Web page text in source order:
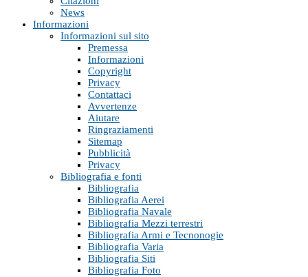
News
Informazioni
Informazioni sul sito
Premessa
Informazioni
Copyright
Privacy
Contattaci
Avvertenze
Aiutare
Ringraziamenti
Sitemap
Pubblicità
Privacy
Bibliografia e fonti
Bibliografia
Bibliografia Aerei
Bibliografia Navale
Bibliografia Mezzi terrestri
Bibliografia Armi e Tecnonogie
Bibliografia Varia
Bibliografia Siti
Bibliografia Foto